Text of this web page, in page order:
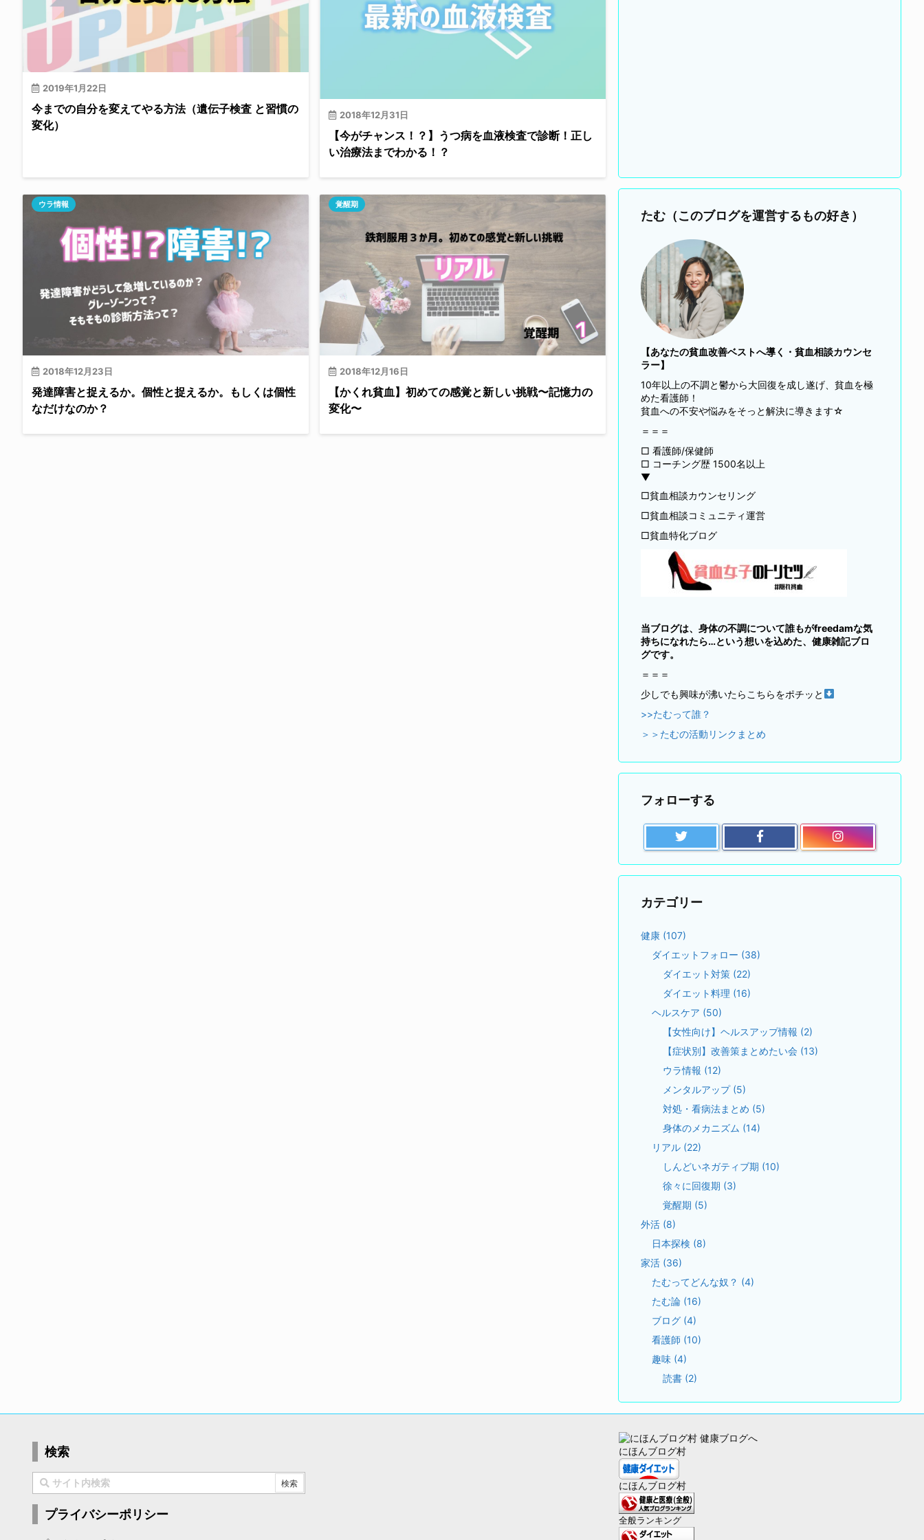
2019年1月22日
今までの自分を変えてやる方法（遺伝子検査 と習慣の
変化）
2018年12月31日
【今がチャンス！？】うつ病を血液検査で診断！正し
い治療法までわかる！？
2018年12月23日
ウラ情報
発達障害と捉えるか。個性と捉えるか。もしくは個性
なだけなのか？
2018年12月16日
覚醒期
【かくれ貧血】初めての感覚と新しい挑戦〜記憶力の
変化〜
たむ（このブログを運営するもの好き）
【あなたの貧血改善ベストへ導く・貧血相談カウンセ
ラー】
10年以上の不調と鬱から大回復を成し遂げ、貧血を極
めた看護師！
貧血への不安や悩みをそっと解決に導きます☆
＝＝＝
□ 看護師/保健師
□ コーチング歴 1500名以上
▼
□貧血相談カウンセリング
□貧血相談コミュニティ運営
□貧血特化ブログ
当ブログは、身体の不調について誰もがfreedamな気
持ちになれたら…という想いを込めた、健康雑記ブロ
グです。
＝＝＝
少しでも興味が沸いたらこちらをポチッと
>>たむって誰？
＞＞たむの活動リンクまとめ
フォローする
カテゴリー
健康 (107)
ダイエットフォロー (38)
ダイエット対策 (22)
ダイエット料理 (16)
ヘルスケア (50)
【女性向け】ヘルスアップ情報 (2)
【症状別】改善策まとめたい会 (13)
ウラ情報 (12)
メンタルアップ (5)
対処・看病法まとめ (5)
身体のメカニズム (14)
リアル (22)
しんどいネガティブ期 (10)
徐々に回復期 (3)
覚醒期 (5)
外活 (8)
日本探検 (8)
家活 (36)
たむってどんな奴？ (4)
たむ論 (16)
ブログ (4)
看護師 (10)
趣味 (4)
読書 (2)
検索
プライバシーポリシー
にほんブログ村
にほんブログ村
全般ランキング